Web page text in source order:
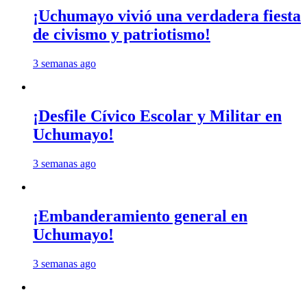
¡Uchumayo vivió una verdadera fiesta
de civismo y patriotismo!
3 semanas ago
¡Desfile Cívico Escolar y Militar en
Uchumayo!
3 semanas ago
¡Embanderamiento general en
Uchumayo!
3 semanas ago